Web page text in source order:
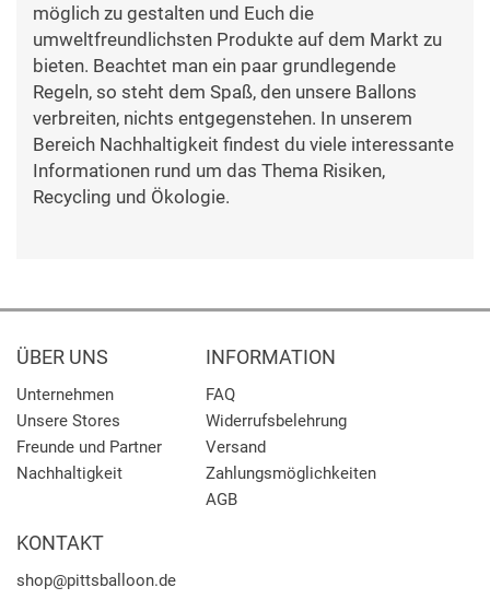
möglich zu gestalten und Euch die
umweltfreundlichsten Produkte auf dem Markt zu
bieten. Beachtet man ein paar grundlegende
Regeln, so steht dem Spaß, den unsere Ballons
verbreiten, nichts entgegenstehen. In unserem
Bereich Nachhaltigkeit findest du viele interessante
Informationen rund um das Thema Risiken,
Recycling und Ökologie.
ÜBER UNS
Unternehmen
Unsere Stores
Freunde und Partner
Nachhaltigkeit
INFORMATION
FAQ
Widerrufsbelehrung
Versand
Zahlungsmöglichkeiten
AGB
KONTAKT
shop@pittsballoon.de